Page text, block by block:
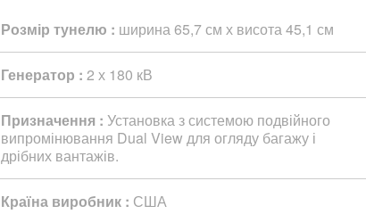
Розмір тунелю : ширина 65,7 см х висота 45,1 см
Генератор : 2 х 180 кВ
Призначення : Установка з системою подвійного
випромінювання Dual View для огляду багажу і
дрібних вантажів.
Країна виробник : США